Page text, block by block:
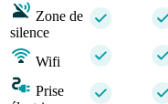
Zone de
silence
Wifi
Prise